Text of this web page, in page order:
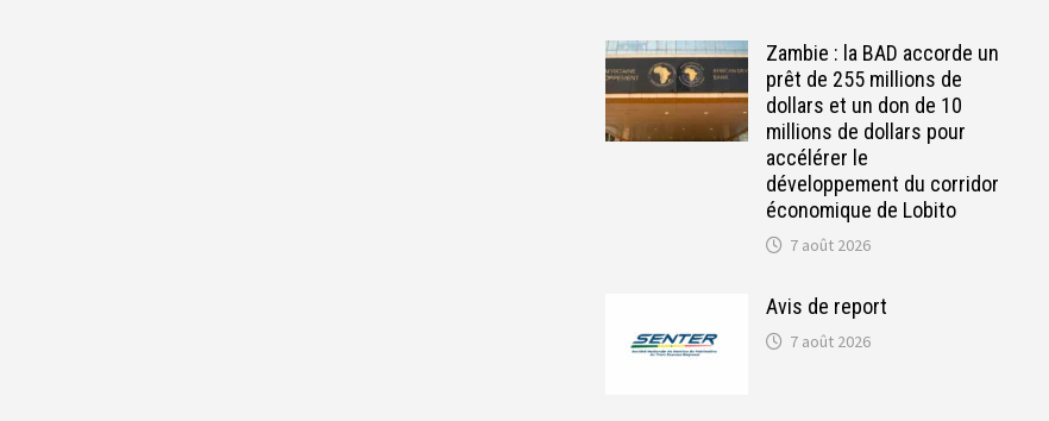
Zambie : la BAD accorde un
prêt de 255 millions de
dollars et un don de 10
millions de dollars pour
accélérer le
développement du corridor
économique de Lobito
7 août 2026
Avis de report
7 août 2026